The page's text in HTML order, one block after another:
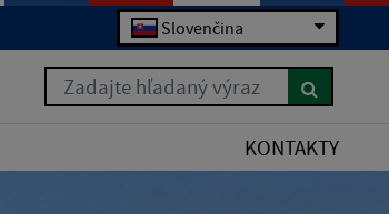
Slovenčina
Zadajte hľadaný výraz
KONTAKTY